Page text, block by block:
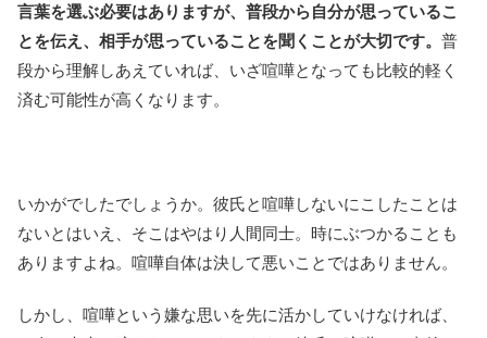
言葉を選ぶ必要はありますが、普段から自分が思っているこ
とを伝え、相手が思っていることを聞くことが大切です。 普
段から理解しあえていれば、いざ喧嘩となっても比較的軽く
済む可能性が高くなります。
いかがでしたでしょうか。彼氏と喧嘩しないにこしたことは
ないとはいえ、そこはやはり人間同士。時にぶつかることも
ありますよね。喧嘩自体は決して悪いことではありません。
しかし、喧嘩という嫌な思いを先に活かしていけなければ、